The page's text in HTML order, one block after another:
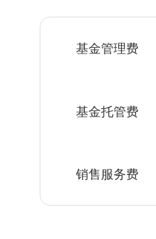
基金管理费
基金托管费
销售服务费